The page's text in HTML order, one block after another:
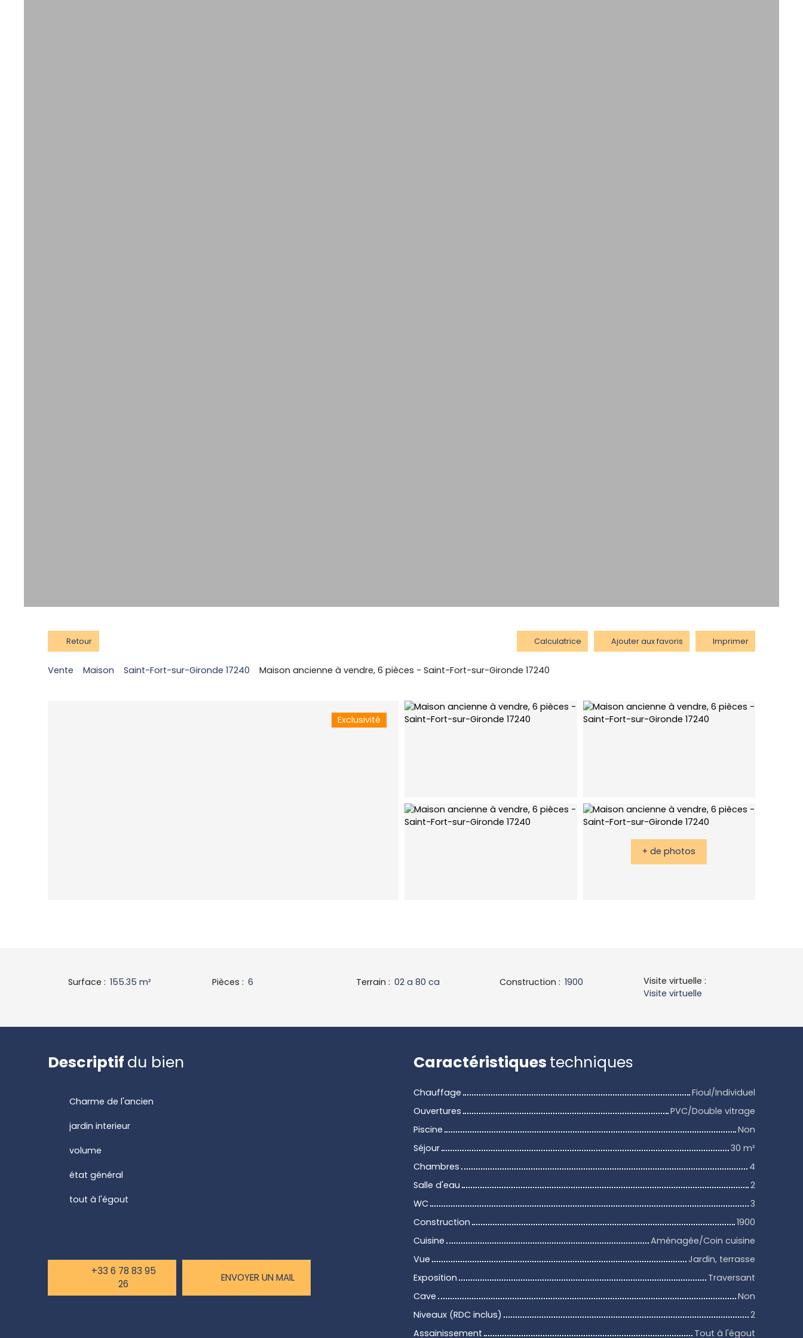
Retour Calculatrice Ajouter aux favoris Imprimer
Vente Maison Saint-Fort-sur-Gironde 17240 Maison ancienne à vendre, 6 pièces - Saint-Fort-sur-Gironde 17240
Exclusivité
+ de photos
Surface : 155.35 m² Pièces : 6 Terrain : 02 a 80 ca Construction : 1900 Visite virtuelle :
Visite virtuelle
Descriptif du bien
Charme de l'ancien
jardin interieur
volume
état général
tout à l'égout
+33 6 78 83 95
26
ENVOYER UN MAIL
Caractéristiques techniques
Chauffage
Fioul/Individuel
Ouvertures
PVC/Double vitrage
Piscine
Non
Séjour
30 m²
Chambres
4
Salle d'eau
2
WC
3
Construction
1900
Cuisine
Aménagée/Coin cuisine
Vue
Jardin, terrasse
Exposition
Traversant
Cave
Non
Niveaux (RDC inclus)
2
Assainissement
Tout à l'égout